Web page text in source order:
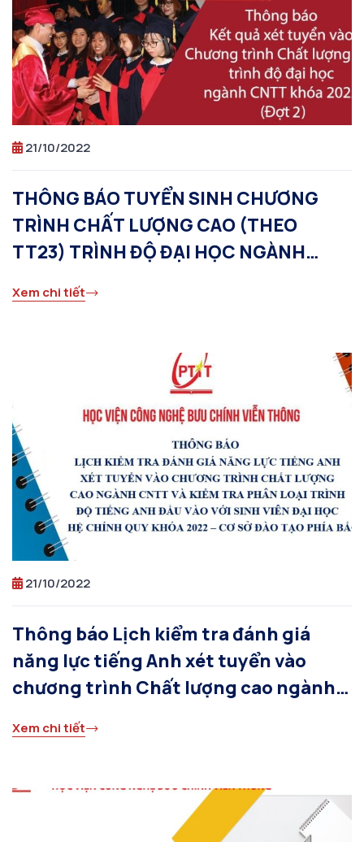
21/10/2022
THÔNG BÁO TUYỂN SINH CHƯƠNG
TRÌNH CHẤT LƯỢNG CAO (THEO
TT23) TRÌNH ĐỘ ĐẠI HỌC NGÀNH
CÔNG NGHỆ THÔNG TIN KHÓA 2022
(đợt 2)
Xem chi tiết
21/10/2022
Thông báo Lịch kiểm tra đánh giá
năng lực tiếng Anh xét tuyển vào
chương trình Chất lượng cao ngành
CNTT và kiểm tra phân loại trình độ
tiếng Anh đầu vào với sinh viên đại
đào tạo phía Bắc
Xem chi tiết